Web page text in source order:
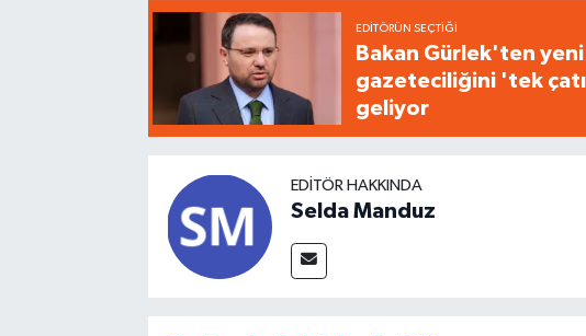
EDITÖRÜN SEÇTIĞI
Bakan Gürlek'ten
gazeteciliğini 'tek
geliyor
EDITÖR HAKKINDA
Selda Manduz